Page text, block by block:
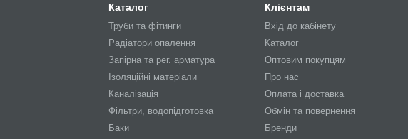
Каталог
Труби та фітинги
Радіатори опалення
Запірна та рег. арматура
Ізоляційні матеріали
Каналізація
Фільтри, водопідготовка
Баки
Клієнтам
Вхід до кабінету
Каталог
Оптовим покупцям
Про нас
Оплата і доставка
Обмін та повернення
Бренди